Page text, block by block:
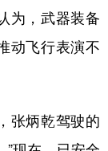
为，武器装备
动飞行表演不
炳乾驾驶的